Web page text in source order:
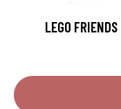
LEGO